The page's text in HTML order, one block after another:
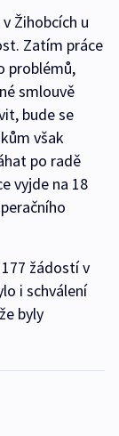
Žihobcích u
Zatím práce
problémů,
smlouvě
bude se
však
po radě
vyjde na 18
žádostí v
i schválení
byly